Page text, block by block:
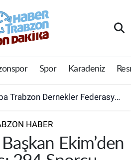
Spor Karadeniz
Dernekler Federasyonu açıldı
HABER
Ekim’den
ve Fikstür